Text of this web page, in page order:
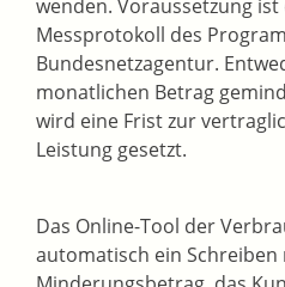
wenden. Voraussetzung ist
Messprotokoll des
Bundesnetzagentur.
monatlichen Betrag
wird eine Frist zur
Leistung gesetzt.
Das Online-Tool der
automatisch ein Schreiben